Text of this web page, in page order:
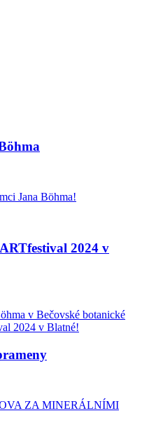
Jana Böhma!
2024 v
v Bečovské botanické
2024 v Blatné!
ZA MINERÁLNÍMI